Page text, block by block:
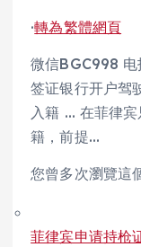
·轉為繁體網頁
微信BGC998
签证银行开户驾
入籍 … 在菲律
籍，前提…
您曾多次瀏覽這
菲律宾申请持枪